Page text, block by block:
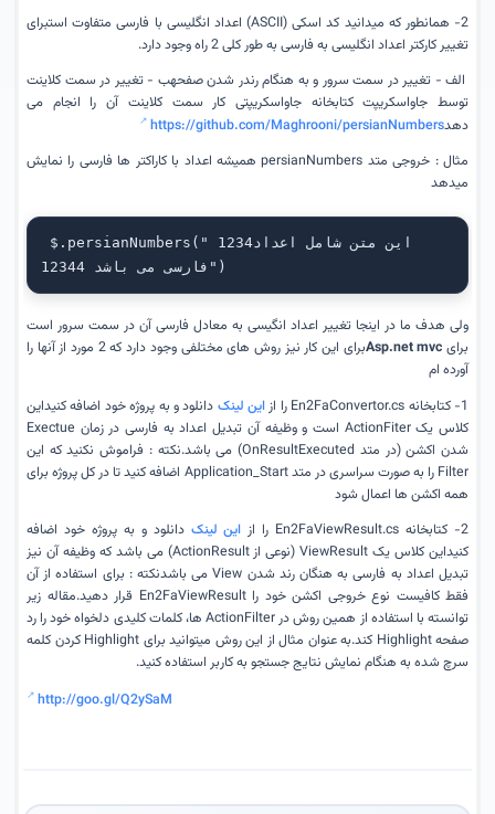
2- همانطور که میدانید کد اسکی (ASCII) اعداد انگلیسی با فارسی متفاوت استبرای
تغییر کارکتر اعداد انگلیسی به فارسی به طور کلی 2 راه وجود دارد.
الف - تغییر در سمت سرور و به هنگام رندر شدن صفحهب - تغییر در سمت کلاینت
توسط جاواسکریپت کتابخانه جاواسکریپتی کار سمت کلاینت آن را انجام می
دهدhttps://github.com/Maghrooni/persianNumbers
مثال : خروجی متد persianNumbers همیشه اعداد با کاراکتر ها فارسی را نمایش
میدهد
فارسی می باشد 12344")
ولی هدف ما در اینجا تغییر اعداد انگیسی به معادل فارسی آن در سمت سرور است
برای Asp.net mvc
برای این کار نیز روش های مختلفی وجود دارد که 2 مورد از آنها را
آورده ام
1- کتابخانه En2FaConvertor.cs را از
این لینک دانلود و به پروژه خود اضافه کنیداین
کلاس یک ActionFiter است و وظیفه آن تبدیل اعداد به فارسی در زمان Exectue
شدن اکشن (در متد OnResultExecuted) می باشد.نکته : فراموش نکنید که این
Filter را به صورت سراسری در متد Application_Start اضافه کنید تا در کل پروژه برای
همه اکشن ها اعمال شود
2- کتابخانه En2FaViewResult.cs را از
این لینکدانلود و به پروژه خود اضافه
کنیداین کلاس یک ViewResult (نوعی از ActionResult) می باشد که وظیفه آن نیز
تبدیل اعداد به فارسی به هنگان رند شدن View می باشدنکته : برای استفاده از آن
فقط کافیست نوع خروجی اکشن خود را En2FaViewResult قرار دهید.مقاله زیر
توانسته با استفاده از همین روش در ActionFilter ها، کلمات کلیدی دلخواه خود را رد
صفحه Highlight کند.به عنوان مثال از این روش میتوانید برای Highlight کردن کلمه
سرچ شده به هنگام نمایش نتایج جستجو به کاربر استفاده کنید.
http://goo.gl/Q2ySaM